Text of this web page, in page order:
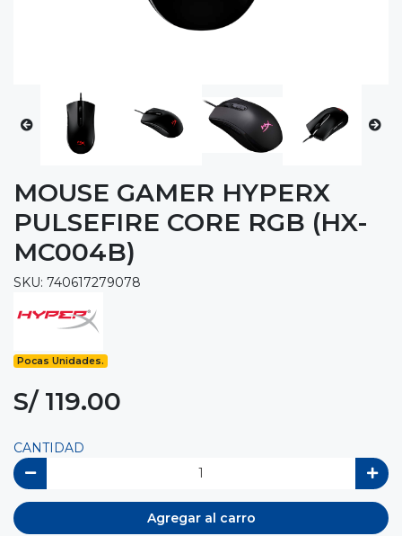
MOUSE GAMER HYPERX
PULSEFIRE CORE RGB (HX-
MC004B)
SKU: 740617279078
Pocas Unidades.
S/ 119.00
CANTIDAD
Agregar al carro